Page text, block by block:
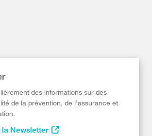
des informations sur des
de la prévention, de l’assurance et
la Newsletter